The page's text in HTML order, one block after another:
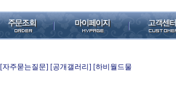
[자주묻는질문] [공개갤러리] [하비월드물